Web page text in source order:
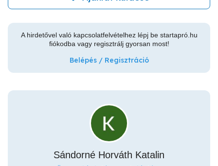
A hirdetővel való kapcsolatfelvételhez lépj be startapró.hu
fiókodba vagy regisztrálj gyorsan most!
Belépés / Regisztráció
Sándorné Horváth Katalin